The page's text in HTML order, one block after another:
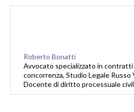
Roberto Bonatti
Avvocato specializzato in
concorrenza, Studio Legale Russo
Docente di diritto processuale